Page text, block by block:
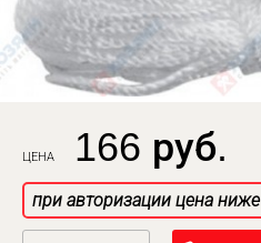
ЦЕНА 166 руб.
при авторизации цена ниже